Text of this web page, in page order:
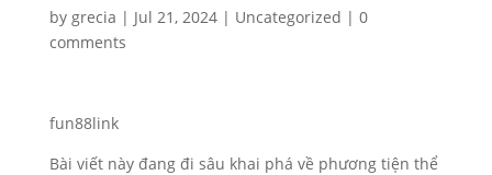
by grecia | Jul 21, 2024| Uncategorized | 0
comments
fun88link
Bài viết này đang đi sâu khai phá về phương tiện thể